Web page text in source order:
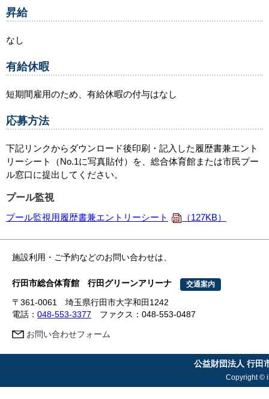
昇給
なし
有給休暇
短期間雇用のため、有給休暇の付与はなし
応募方法
下記リンクからダウンロード後印刷・記入した履歴書兼エント
リーシート（No.1に写真貼付）を、総合体育館または市民プー
ル窓口に提出してください。
プール監視
プール監視用履歴書兼エントリーシート
（127KB）
施設利用・ご予約などのお問い合わせは、
行田市総合体育館 行田グリーンアリーナ 交通案内
〒361-0061 埼玉県行田市大字和田1242
電話： 048-553-3377 ファクス：048-553-0487
お問い合わせフォーム
公益財団法人 行田
Copyright ©